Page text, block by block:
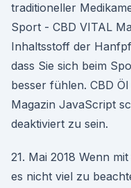
traditioneller
Sport - CBD VITAL
Inhaltsstoff der
dass Sie sich beim
besser fühlen. CBD
Magazin JavaScript
deaktiviert zu sein.
21. Mai 2018 Wenn
es nicht viel zu